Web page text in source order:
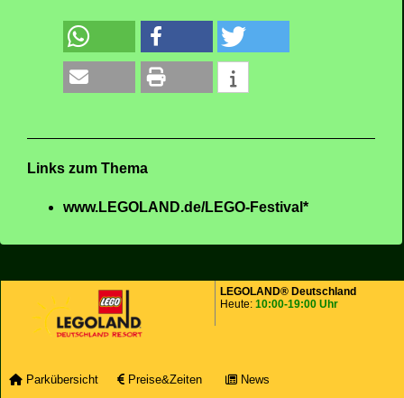
Links zum Thema
www.LEGOLAND.de/LEGO-Festival*
LEGOLAND® Deutschland
Heute: 10:00-19:00 Uhr
Parkübersicht Preise&Zeiten News